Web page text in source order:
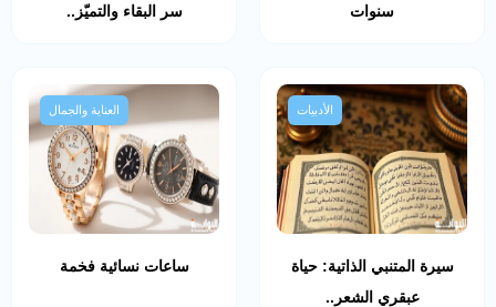
سنوات
سر البقاء والتميّز..
الأدبيات
سيرة المتنبي الذاتية: حياة
عبقري الشعر..
العناية والجمال
ساعات نسائية فخمة